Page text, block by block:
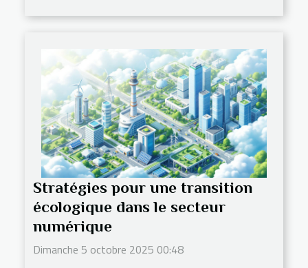
Stratégies pour une transition
écologique dans le secteur
numérique
Dimanche 5 octobre 2025 00:48